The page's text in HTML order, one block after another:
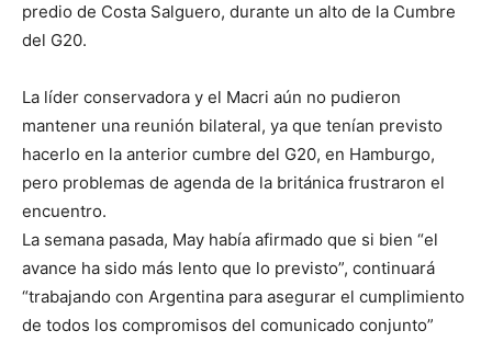
predio de Costa Salguero, durante un alto de la Cumbre
del G20.
La líder conservadora y el Macri aún no pudieron
mantener una reunión bilateral, ya que tenían previsto
hacerlo en la anterior cumbre del G20, en Hamburgo,
pero problemas de agenda de la británica frustraron el
encuentro.
La semana pasada, May había afirmado que si bien “el
avance ha sido más lento que lo previsto”, continuará
“trabajando con Argentina para asegurar el cumplimiento
de todos los compromisos del comunicado conjunto”